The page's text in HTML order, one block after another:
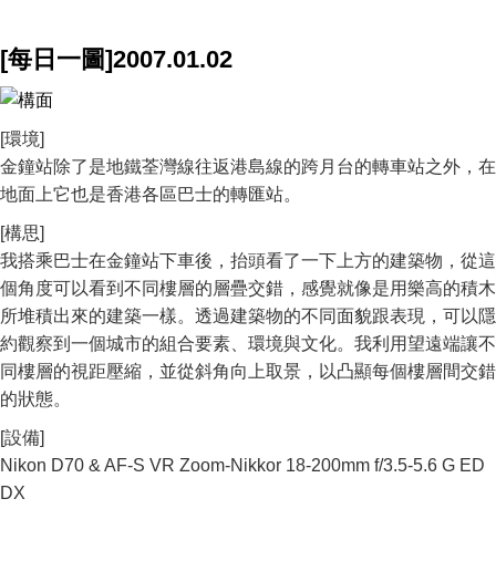
[每日一圖]2007.01.02
[環境]
金鐘站除了是地鐵荃灣線往返港島線的跨月台的轉車站之外，在
地面上它也是香港各區巴士的轉匯站。
[構思]
我搭乘巴士在金鐘站下車後，抬頭看了一下上方的建築物，從這
個角度可以看到不同樓層的層疊交錯，感覺就像是用樂高的積木
所堆積出來的建築一樣。透過建築物的不同面貌跟表現，可以隱
約觀察到一個城市的組合要素、環境與文化。我利用望遠端讓不
同樓層的視距壓縮，並從斜角向上取景，以凸顯每個樓層間交錯
的狀態。
[設備]
Nikon D70 & AF-S VR Zoom-Nikkor 18-200mm f/3.5-5.6 G ED
DX